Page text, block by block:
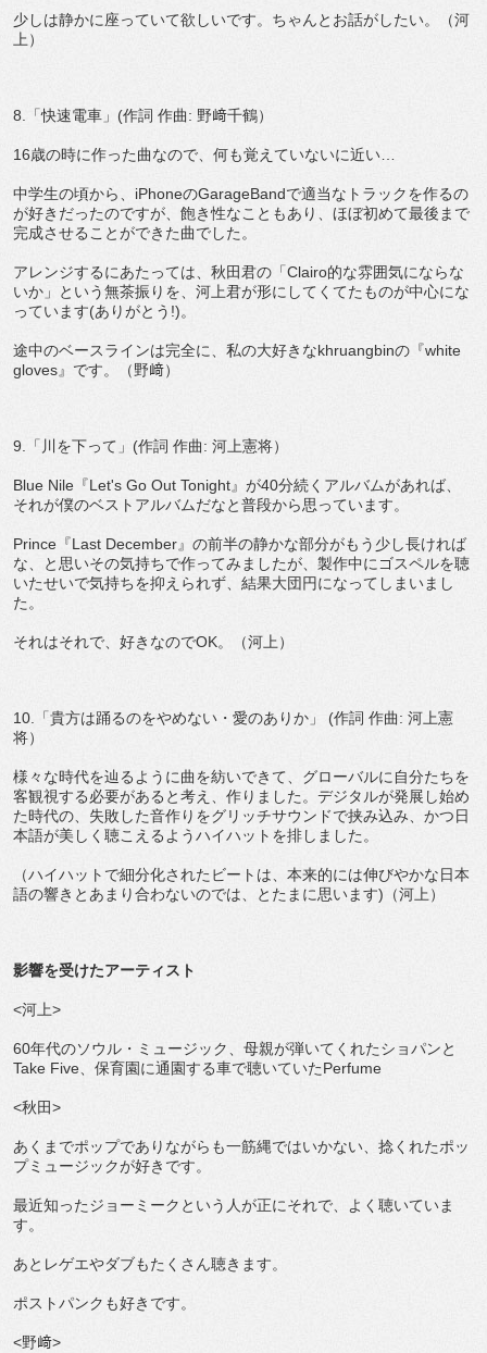
少しは静かに座っていて欲しいです。ちゃんとお話がしたい。（河
上）
8.「快速電車」(作詞 作曲: 野﨑千鶴）
16歳の時に作った曲なので、何も覚えていないに近い…
中学生の頃から、iPhoneのGarageBandで適当なトラックを作るの
が好きだったのですが、飽き性なこともあり、ほぼ初めて最後まで
完成させることができた曲でした。
アレンジするにあたっては、秋田君の「Clairo的な雰囲気にならな
いか」という無茶振りを、河上君が形にしてくてたものが中心にな
っています(ありがとう!)。
途中のベースラインは完全に、私の大好きなkhruangbinの『white
gloves』です。（野﨑）
9.「川を下って」(作詞 作曲: 河上憲将）
Blue Nile『Let's Go Out Tonight』が40分続くアルバムがあれば、
それが僕のベストアルバムだなと普段から思っています。
Prince『Last December』の前半の静かな部分がもう少し長ければ
な、と思いその気持ちで作ってみましたが、製作中にゴスペルを聴
いたせいで気持ちを抑えられず、結果大団円になってしまいまし
た。
それはそれで、好きなのでOK。（河上）
10.「貴方は踊るのをやめない・愛のありか」 (作詞 作曲: 河上憲
将）
様々な時代を辿るように曲を紡いできて、グローバルに自分たちを
客観視する必要があると考え、作りました。デジタルが発展し始め
た時代の、失敗した音作りをグリッチサウンドで挟み込み、かつ日
本語が美しく聴こえるようハイハットを排しました。
（ハイハットで細分化されたビートは、本来的には伸びやかな日本
語の響きとあまり合わないのでは、とたまに思います)（河上）
影響を受けたアーティスト
<河上>
60年代のソウル・ミュージック、母親が弾いてくれたショパンと
Take Five、保育園に通園する車で聴いていたPerfume
<秋田>
あくまでポップでありながらも一筋縄ではいかない、捻くれたポッ
プミュージックが好きです。
最近知ったジョーミークという人が正にそれで、よく聴いていま
す。
あとレゲエやダブもたくさん聴きます。
ポストパンクも好きです。
<野﨑>